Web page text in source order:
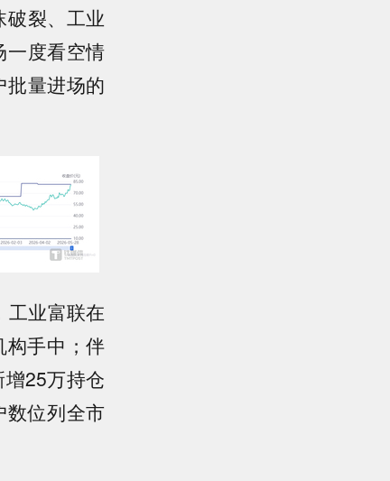
裂、工业
一度看空情
量进场的
工业富联在
构手中；伴
25万持仓
数位列全市